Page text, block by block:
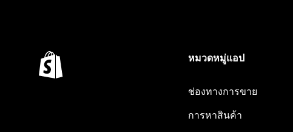
หมวดหมู่แอป
ช่องทางการขาย
การหาสินค้า